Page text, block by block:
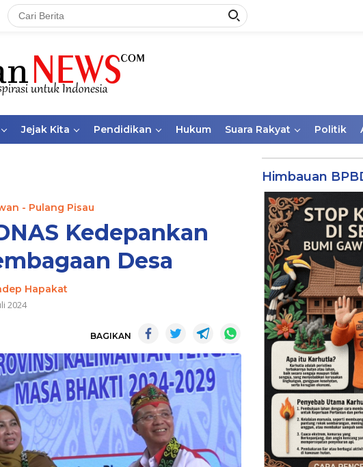
Jejak Kita Pendidikan Hukum Suara Rakyat Politik
- Pulang Pisau
Kedepankan
Desa
Hapakat
2024
BAGIKAN
Himbauan